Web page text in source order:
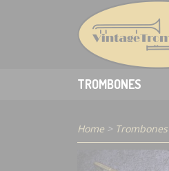
TROMBONES
Home > Trombones